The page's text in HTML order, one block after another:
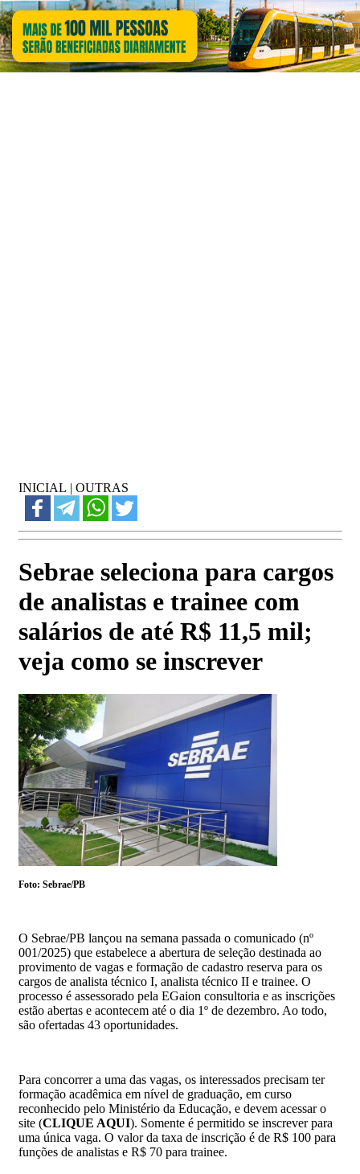
INICIAL | OUTRAS
Sebrae seleciona para cargos
de analistas e trainee com
salários de até R$ 11,5 mil;
veja como se inscrever
Foto: Sebrae/PB
O Sebrae/PB lançou na semana passada o comunicado (nº
001/2025) que estabelece a abertura de seleção destinada ao
provimento de vagas e formação de cadastro reserva para os
cargos de analista técnico I, analista técnico II e trainee. O
processo é assessorado pela EGaion consultoria e as inscrições
estão abertas e acontecem até o dia 1º de dezembro. Ao todo,
são ofertadas 43 oportunidades.
Para concorrer a uma das vagas, os interessados precisam ter
formação acadêmica em nível de graduação, em curso
reconhecido pelo Ministério da Educação, e devem acessar o
site (CLIQUE AQUI). Somente é permitido se inscrever para
uma única vaga. O valor da taxa de inscrição é de R$ 100 para
funções de analistas e R$ 70 para trainee.